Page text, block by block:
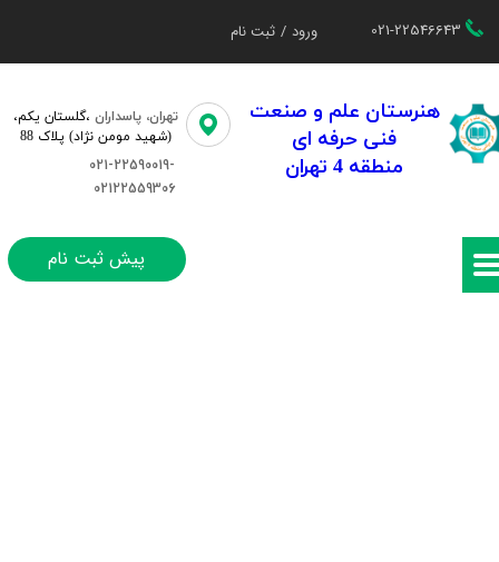
021-22546643 ورود / ثبت نام
تغییر گذر واژه
سفارشات
هنرستان علم و صنعت
فنی حرفه ای
منطقه 4 تهران
تهران، پاسداران ،گلستان یکم،​​
(شهید مومن نژاد) پلاک 88
021-22590019-
02122559306
پیش ثبت نام